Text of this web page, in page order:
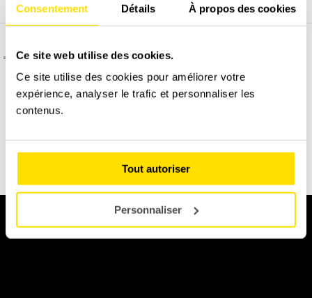
Consentement Détails À propos des cookies
Ce site web utilise des cookies.
Ce site utilise des cookies pour améliorer votre
expérience, analyser le trafic et personnaliser les
contenus.
Tout autoriser
Personnaliser
C'est quoi l'assurance dégâts matériel ?
Permis B obligatoire à présenter le jour du stage.
DÉCOUVREZ NOTRE ALPINE A110